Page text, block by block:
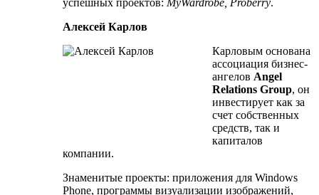
успешных проектов: MyWardrobe, Proberry.
Алексей Карлов
Карловым основана
ассоциация бизнес-
ангелов Angel
Relations Group, он
инвестирует как за
счет собственных
средств, так и
капиталов
компании.
Знаменитые проекты: приложения для Windows
Phone, программы визуализации изображений,